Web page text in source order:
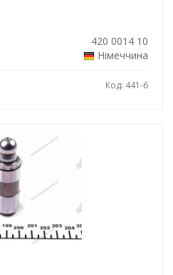
420 0014 10
Німеччина
Код: 441-6